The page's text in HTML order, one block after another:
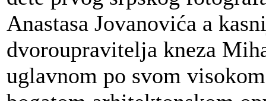
Anastasa Jovanovića a
dvoroupravitelja kneza
uglavnom po svom